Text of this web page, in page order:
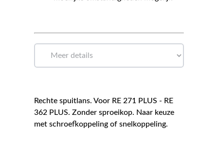
Rechte spuitlans. Voor RE 271 PLUS - RE
362 PLUS. Zonder sproeikop. Naar keuze
met schroefkoppeling of snelkoppeling.